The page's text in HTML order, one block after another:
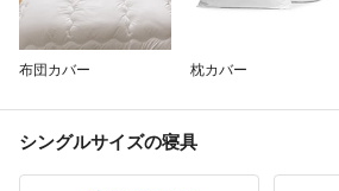
布団カバー 枕カバー
シングルサイズの寝具